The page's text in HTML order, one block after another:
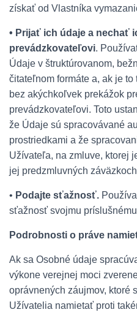
získať od Vlastníka
• Prijať ich údaje a nechať
prevádzkovateľovi.
Údaje v štruktúrovanom,
čitateľnom formáte a, ak je
bez akýchkoľvek prekážok
prevádzkovateľovi. Toto
že Údaje sú spracovávané
prostriedkami a že
Užívateľa, na zmluve, ktorej
jej predzmluvných
• Podajte sťažnosť.
sťažnosť svojmu
Podrobnosti o práve
Ak sa Osobné údaje
výkone verejnej moci
oprávnených záujmov, ktoré
Užívatelia namietať proti